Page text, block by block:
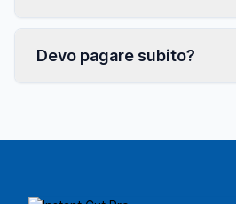
Devo pagare subito?